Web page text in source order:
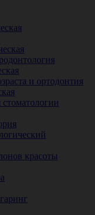
и ортодонтия
красоты